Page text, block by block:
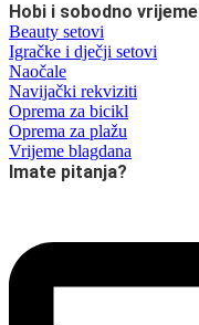
Hobi i sobodno vrijeme
Beauty setovi
Igračke i dječji setovi
Naočale
Navijački rekviziti
Oprema za bicikl
Oprema za plažu
Vrijeme blagdana
Imate pitanja?